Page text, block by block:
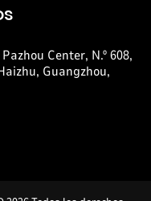
Center, N.º 608,
Guangzhou,